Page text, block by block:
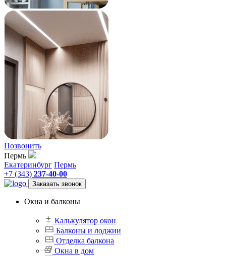
Позвонить
Пермь
Екатеринбург Пермь
+7 (343) 237-40-00
Заказать звонок
Окна и балконы
Калькулятор окон
Балконы и лоджии
Отделка балкона
Окна в дом